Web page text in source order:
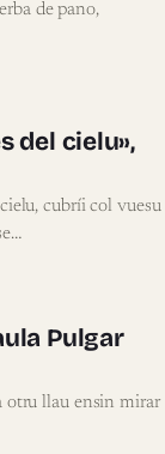
de pano,
del cielu»,
cielu, cubríi col vuesu
Pulgar
otru llau ensin mirar